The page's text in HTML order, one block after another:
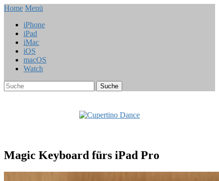
Home Menü
iPhone
iPad
iMac
iOS
macOS
Watch
Magic Keyboard fürs iPad Pro